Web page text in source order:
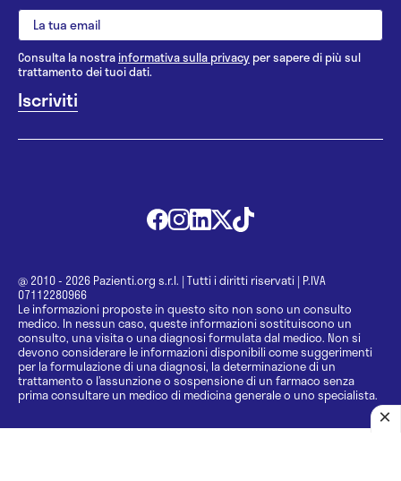
Consulta la nostrainformativa sulla privacy per sapere di più sul
trattamento dei tuoi dati.
@ 2010 - 2026 Pazienti.org s.r.l. | Tutti i diritti riservati | P.IVA
07112280966
Le informazioni proposte in questo sito non sono un consulto
medico. In nessun caso, queste informazioni sostituiscono un
consulto, una visita o una diagnosi formulata dal medico. Non si
devono considerare le informazioni disponibili come suggerimenti
per la formulazione di una diagnosi, la determinazione di un
trattamento o l’assunzione o sospensione di un farmaco senza
prima consultare un medico di medicina generale o uno specialista.